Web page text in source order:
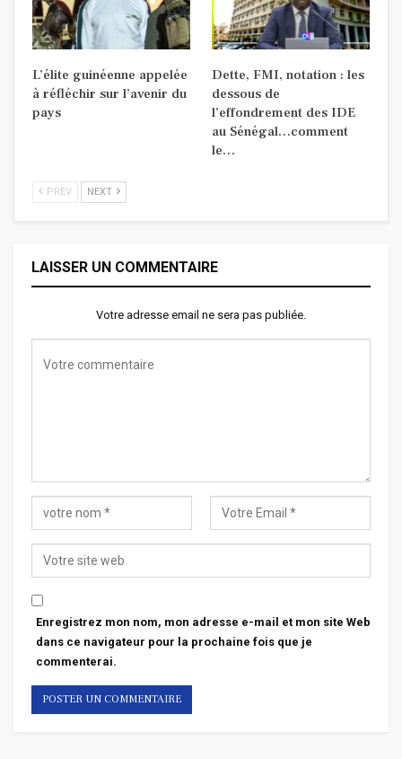
L’élite guinéenne appelée
à réfléchir sur l’avenir du
pays
Dette, FMI, notation : les
dessous de
l’effondrement des IDE
au Sénégal…comment
le…
PREV NEXT
LAISSER UN COMMENTAIRE
Votre adresse email ne sera pas publiée.
Enregistrez mon nom, mon adresse e-mail et mon site Web
dans ce navigateur pour la prochaine fois que je
commenterai.